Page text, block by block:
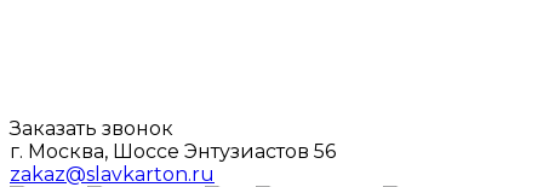
Заказать звонок
г. Москва, Шоссе Энтузиастов 56
zakaz@slavkarton.ru